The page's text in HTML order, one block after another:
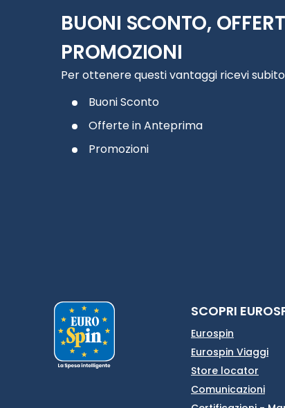
BUONI SCONTO,
PROMOZIONI
Per ottenere questi vantaggi ricevi
Buoni Sconto
Offerte in Anteprima
Promozioni
SCOPRI
Eurospin
Eurospin Viaggi
Store locator
Comunicazioni